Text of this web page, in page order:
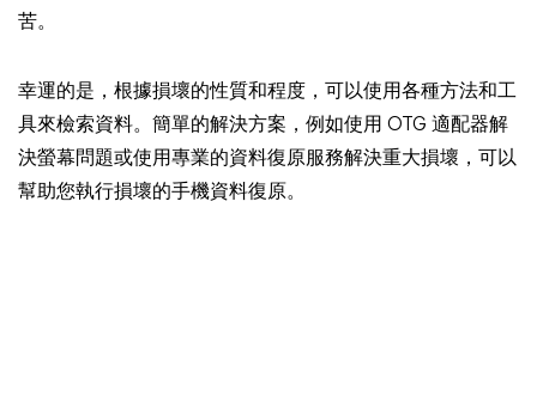
苦。
幸運的是，根據損壞的性質和程度，可以使用各種方法和工
具來檢索資料。簡單的解決方案，例如使用 OTG 適配器解
決螢幕問題或使用專業的資料復原服務解決重大損壞，可以
幫助您執行損壞的手機資料復原。